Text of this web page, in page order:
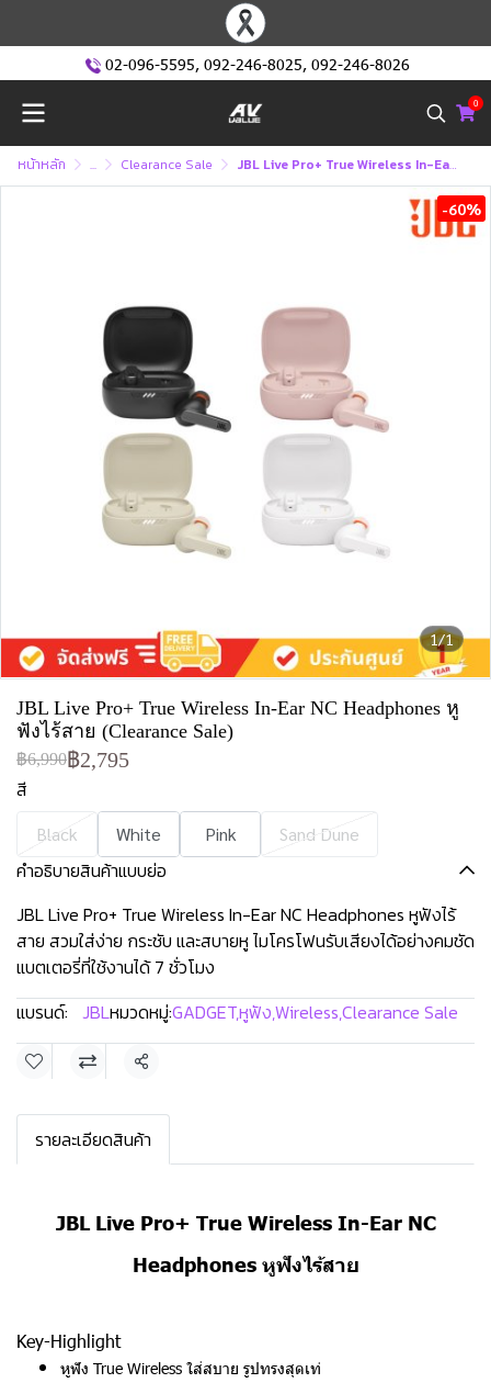
02-096-5595, 092-246-8025, 092-246-8026
0
หน้าหลัก ... Clearance Sale JBL Live Pro+ True Wireless In-Ear NC Headphones หูฟังไร้สาย (Clearance Sale)
1/1
-60%
JBL Live Pro+ True Wireless In-Ear NC Headphones หู
ฟังไร้สาย (Clearance Sale)
฿6,990฿2,795
สี
Black White Pink Sand Dune
คำอธิบายสินค้าแบบย่อ
JBL Live Pro+ True Wireless In-Ear NC Headphones หูฟังไร้
สาย สวมใส่ง่าย กระชับ และสบายหู ไมโครโฟนรับเสียงได้อย่างคมชัด
แบตเตอรี่ที่ใช้งานได้ 7 ชั่วโมง
แบรนด์: JBLหมวดหมู่:GADGET,หูฟัง,Wireless,Clearance Sale
แชร์
รายละเอียดสินค้า
JBL Live Pro+ True Wireless In-Ear NC
Headphones หูฟังไร้สาย
Key-Highlight
หูฟัง True Wireless ใส่สบาย รูปทรงสุดเท่